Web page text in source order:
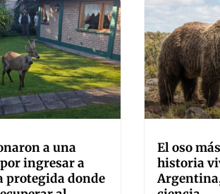
a una
ingresar a
protegida donde
El oso
historia